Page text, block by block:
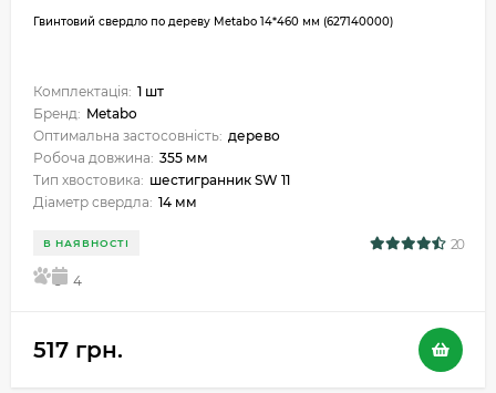
Гвинтовий свердло по дереву Metabo 14*460 мм (627140000)
Комплектація: 1 шт
Бренд: Metabo
Оптимальна застосовність: дерево
Робоча довжина: 355 мм
Тип хвостовика: шестигранник SW 11
Діаметр свердла: 14 мм
В НАЯВНОСТІ 20
5 4
517 грн.